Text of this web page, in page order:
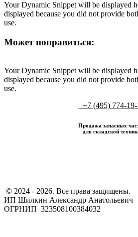
Your Dynamic Snippet will be displayed
displayed because you did not provide
use.
Может понравиться:
Your Dynamic Snippet will be displayed
displayed because you did not provide
use.
+7 (495) 774-
Продажа запасных
для складской
​ © 2024 - 2026. Все права защищены.
ИП Шилкин Александр Анатольевич
ОГРНИП 323508100384032